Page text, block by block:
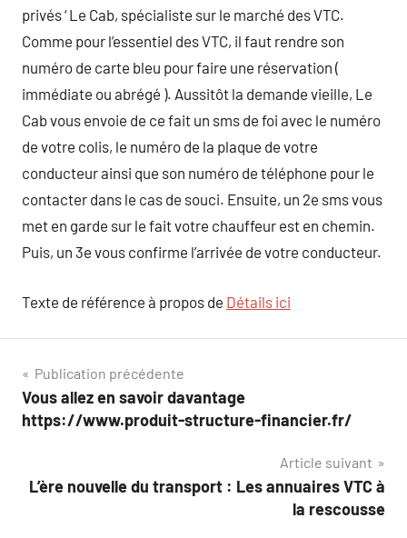
privés ‘ Le Cab, spécialiste sur le marché des VTC.
Comme pour l’essentiel des VTC, il faut rendre son
numéro de carte bleu pour faire une réservation (
immédiate ou abrégé ). Aussitôt la demande vieille, Le
Cab vous envoie de ce fait un sms de foi avec le numéro
de votre colis, le numéro de la plaque de votre
conducteur ainsi que son numéro de téléphone pour le
contacter dans le cas de souci. Ensuite, un 2e sms vous
met en garde sur le fait votre chauffeur est en chemin.
Puis, un 3e vous confirme l’arrivée de votre conducteur.
Texte de référence à propos de Détails ici
Navigation
de
Publication précédente
Vous allez en savoir davantage
https://www.produit-structure-financier.fr/
Article suivant
L’ère nouvelle du transport : Les annuaires VTC à
la rescousse